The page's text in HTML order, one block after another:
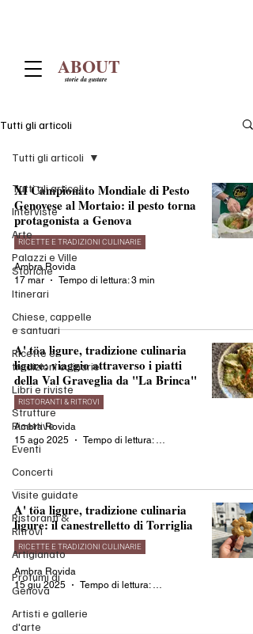
ABOUT
storie da gustare
Tutti gli articoli
Tutti gli articoli
Interviste
Arte
Palazzi e Ville
Storiche
Itinerari
Chiese, cappelle
e santuari
Ricette e
tradizioni culinarie
Libri e riviste
Strutture
Ricettive
Eventi
Concerti
Visite guidate
Ristoranti &
Ritrovi
Artigianato
Profumi di
Genova
Artisti e gallerie
d'arte
Tutti gli articoli
XI Campionato Mondiale di Pesto
Genovese al Mortaio: il pesto torna
protagonista a Genova
RICETTE E TRADIZIONI CULINARIE
Ambra Rovida
17 mar
Tempo di lettura: 3 min
A' töa ligure, tradizione culinaria
ligure: viaggio attraverso i piatti
della Val Graveglia da "La Brinca"
RISTORANTI & RITROVI
Ambra Rovida
15 ago 2025
A' töa ligure, tradizione culinaria
ligure: il canestrelletto di Torriglia
RICETTE E TRADIZIONI CULINARIE
Ambra Rovida
15 giu 2025